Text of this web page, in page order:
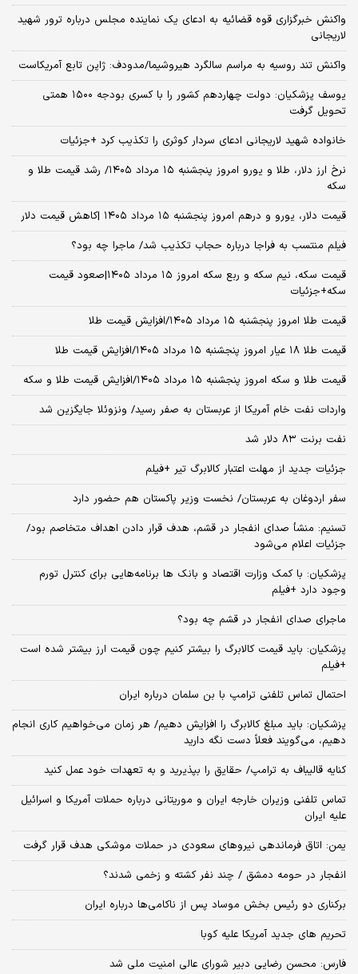
واکنش خبرگزاری قوه قضائیه به ادعای یک نماینده مجلس درباره ترور شهید
لاریجانی
واکنش تند روسیه به مراسم سالگرد هیروشیما/مدودف: ژاپن تابع آمریکاست
یوسف پزشکیان: دولت چهاردهم کشور را با کسری بودجه ۱۵۰۰ همتی
تحویل گرفت
خانواده شهید لاریجانی ادعای سردار کوثری را تکذیب کرد +جزئیات
نرخ ارز دلار، طلا و یورو امروز پنجشنبه ۱۵ مرداد ۱۴۰۵/ رشد قیمت طلا و
سکه
قیمت دلار، یورو و درهم امروز پنجشنبه ۱۵ مرداد ۱۴۰۵ |کاهش قیمت دلار
فیلم منتسب به فراجا درباره حجاب تکذیب شد/ ماجرا چه بود؟
قیمت سکه، نیم سکه و ربع سکه امروز ۱۵ مرداد ۱۴۰۵|صعود قیمت
سکه+جزئیات
قیمت طلا امروز پنجشنبه ۱۵ مرداد ۱۴۰۵/افزایش قیمت طلا
قیمت طلا ۱۸ عیار امروز پنجشنبه ۱۵ مرداد ۱۴۰۵/افزایش قیمت طلا
قیمت طلا و سکه امروز پنجشنبه ۱۵ مرداد ۱۴۰۵/افزایش قیمت طلا و سکه
واردات نفت خام آمریکا از عربستان به صفر رسید/ ونزوئلا جایگزین شد
نفت برنت ۸۳ دلار شد
جزئیات جدید از مهلت اعتبار کالابرگ تیر +فیلم
سفر اردوغان به عربستان/ نخست وزیر پاکستان هم حضور دارد
تسنیم: منشأ صدای انفجار در قشم، هدف قرار دادن اهداف متخاصم بود/
جزئیات اعلام می‌شود
پزشکیان: با کمک وزارت اقتصاد و بانک ها برنامه‌هایی برای کنترل تورم
وجود دارد +فیلم
ماجرای صدای انفجار در قشم چه بود؟
پزشکیان: باید قیمت کالابرگ را بیشتر کنیم چون قیمت ارز بیشتر شده است
+فیلم
احتمال تماس تلفنی ترامپ با بن سلمان درباره ایران
پزشکیان: باید مبلغ کالابرگ را افزایش دهیم/ هر زمان می‌خواهیم کاری انجام
دهیم، می‌گویند فعلاً دست نگه دارید
کنایه قالیباف به ترامپ/ حقایق را بپذیرید و به تعهدات خود عمل کنید
تماس تلفنی وزیران خارجه ایران و موریتانی درباره حملات آمریکا و اسرائیل
علیه ایران
یمن: اتاق فرماندهی نیروهای سعودی در حملات موشکی هدف قرار گرفت
انفجار در حومه دمشق / چند نفر کشته و زخمی شدند؟
برکناری دو رئیس بخش موساد پس از ناکامی‌ها درباره ایران
تحریم های جدید آمریکا علیه کوبا
فارس: محسن رضایی دبیر شورای عالی امنیت ملی شد